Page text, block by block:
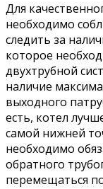
Для
необходимо
следить за
которое
двухтрубной
наличие
выходного
есть, котел
самой нижней
необходимо
обратного
перемещаться